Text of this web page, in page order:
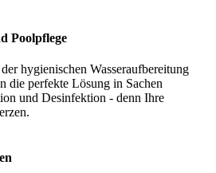
Poolpflege
hygienischen Wasseraufbereitung
die perfekte Lösung in Sachen
und Desinfektion - denn Ihre